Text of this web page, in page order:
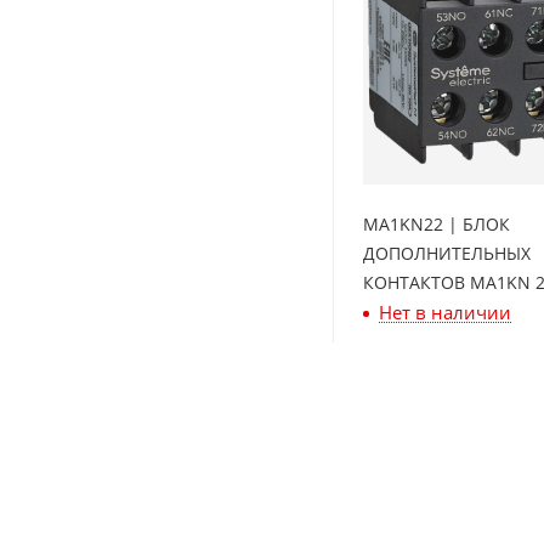
MA1KN22 | БЛОК
ДОПОЛНИТЕЛЬНЫХ
КОНТАКТОВ MA1KN
Systeme Electric
Нет в наличии